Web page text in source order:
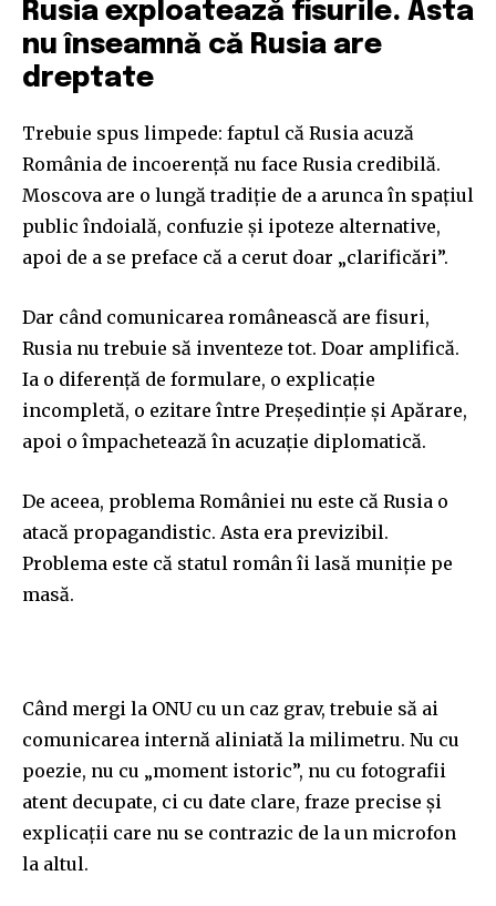
Rusia exploatează fisurile. Asta
nu înseamnă că Rusia are
dreptate
Trebuie spus limpede: faptul că Rusia acuză
România de incoerență nu face Rusia credibilă.
Moscova are o lungă tradiție de a arunca în spațiul
public îndoială, confuzie și ipoteze alternative,
apoi de a se preface că a cerut doar „clarificări”.
Dar când comunicarea românească are fisuri,
Rusia nu trebuie să inventeze tot. Doar amplifică.
Ia o diferență de formulare, o explicație
incompletă, o ezitare între Președinție și Apărare,
apoi o împachetează în acuzație diplomatică.
De aceea, problema României nu este că Rusia o
atacă propagandistic. Asta era previzibil.
Problema este că statul român îi lasă muniție pe
masă.
Când mergi la ONU cu un caz grav, trebuie să ai
comunicarea internă aliniată la milimetru. Nu cu
poezie, nu cu „moment istoric”, nu cu fotografii
atent decupate, ci cu date clare, fraze precise și
explicații care nu se contrazic de la un microfon
la altul.